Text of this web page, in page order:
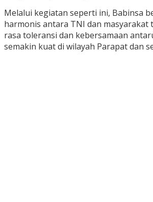
Melalui kegiatan seperti ini, Babinsa
harmonis antara TNI dan masyarakat
rasa toleransi dan kebersamaan
semakin kuat di wilayah Parapat dan